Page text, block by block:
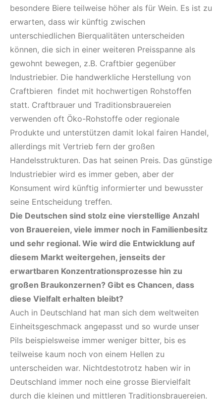
besondere Biere teilweise höher als für Wein. Es ist zu
erwarten, dass wir künftig zwischen
unterschiedlichen Bierqualitäten unterscheiden
können, die sich in einer weiteren Preisspanne als
gewohnt bewegen, z.B. Craftbier gegenüber
Industriebier. Die handwerkliche Herstellung von
Craftbieren findet mit hochwertigen Rohstoffen
statt. Craftbrauer und Traditionsbrauereien
verwenden oft Öko-Rohstoffe oder regionale
Produkte und unterstützen damit lokal fairen Handel,
allerdings mit Vertrieb fern der großen
Handelsstrukturen. Das hat seinen Preis. Das günstige
Industriebier wird es immer geben, aber der
Konsument wird künftig informierter und bewusster
seine Entscheidung treffen.
Die Deutschen sind stolz eine vierstellige Anzahl
von Brauereien, viele immer noch in Familienbesitz
und sehr regional. Wie wird die Entwicklung auf
diesem Markt weitergehen, jenseits der
erwartbaren Konzentrationsprozesse hin zu
großen Braukonzernen? Gibt es Chancen, dass
diese Vielfalt erhalten bleibt?
Auch in Deutschland hat man sich dem weltweiten
Einheitsgeschmack angepasst und so wurde unser
Pils beispielsweise immer weniger bitter, bis es
teilweise kaum noch von einem Hellen zu
unterscheiden war. Nichtdestotrotz haben wir in
Deutschland immer noch eine grosse Biervielfalt
durch die kleinen und mittleren Traditionsbrauereien.